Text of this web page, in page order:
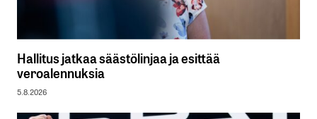
Hallitus jatkaa säästölinjaa ja esittää
veroalennuksia
5.8.2026